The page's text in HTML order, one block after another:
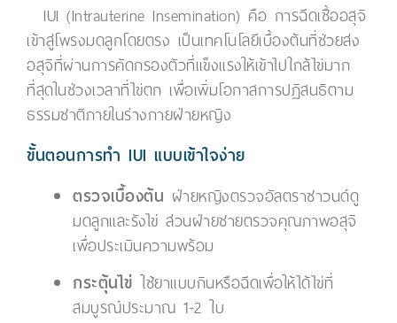
IUI (Intrauterine Insemination) คือ การฉีดเชื้ออสุจิ
เข้าสู่โพรงมดลูกโดยตรง เป็นเทคโนโลยีเบื้องต้นที่ช่วยส่ง
อสุจิที่ผ่านการคัดกรองตัวที่แข็งแรงให้เข้าไปใกล้ไข่มาก
ที่สุดในช่วงเวลาที่ไข่ตก เพื่อเพิ่มโอกาสการปฏิสนธิตาม
ธรรมชาติภายในร่างกายฝ่ายหญิง
ขั้นตอนการทำ IUI แบบเข้าใจง่าย
ตรวจเบื้องต้น ฝ่ายหญิงตรวจอัลตราซาวนด์ดู
มดลูกและรังไข่ ส่วนฝ่ายชายตรวจคุณภาพอสุจิ
เพื่อประเมินความพร้อม
กระตุ้นไข่ ใช้ยาแบบกินหรือฉีดเพื่อให้ได้ไข่ที่
สมบูรณ์ประมาณ 1-2 ใบ